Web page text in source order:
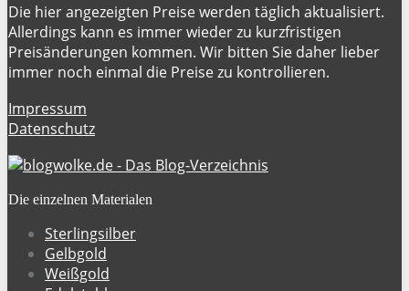
Die hier angezeigten Preise werden täglich aktualisiert.
Allerdings kann es immer wieder zu kurzfristigen
Preisänderungen kommen. Wir bitten Sie daher lieber
immer noch einmal die Preise zu kontrollieren.
Impressum
Datenschutz
Die einzelnen Materialen
Sterlingsilber
Gelbgold
Weißgold